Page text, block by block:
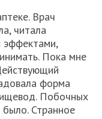
Врач
читала
эффектами,
Пока мне
форма
Побочных
Странное